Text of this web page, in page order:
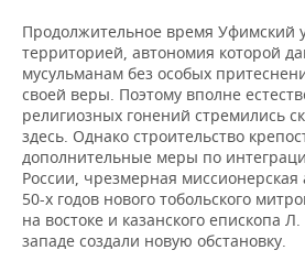
Продолжительное время Уфимский
территорией, автономия которой
мусульманам без особых
своей веры. Поэтому вполне
религиозных гонений стремились
здесь. Однако строительство
дополнительные меры по
России, чрезмерная миссионерская
50-х годов нового тобольского
на востоке и казанского епископа
западе создали новую обстановку.